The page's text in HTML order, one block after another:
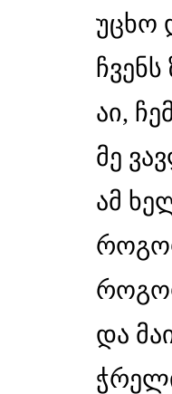
უცხო
აი,
მე
ამ
და